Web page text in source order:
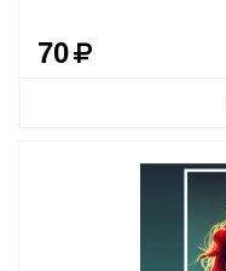
70